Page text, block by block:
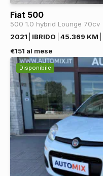
Fiat 500
500 1.0 hybrid Lounge 70cv
2021
IBRIDO 45.369 KM
€151 al mese
Disponibile